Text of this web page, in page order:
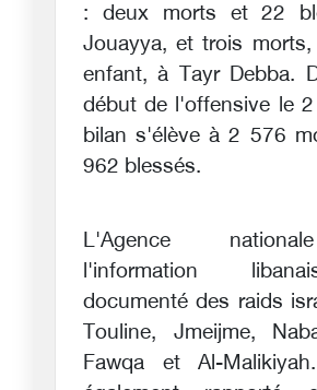
: deux morts et 22
Jouayya, et trois
enfant, à Tayr Debba.
début de l'offensive le
bilan s'élève à 2 576
962 blessés.
L'Agence
l'information
documenté des raids
Touline, Jmeijme,
Fawqa et Al-